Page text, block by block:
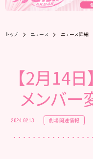
トップ ニュース ニュース詳細
【2月14
メンバー
2024.02.13 劇場関連情報